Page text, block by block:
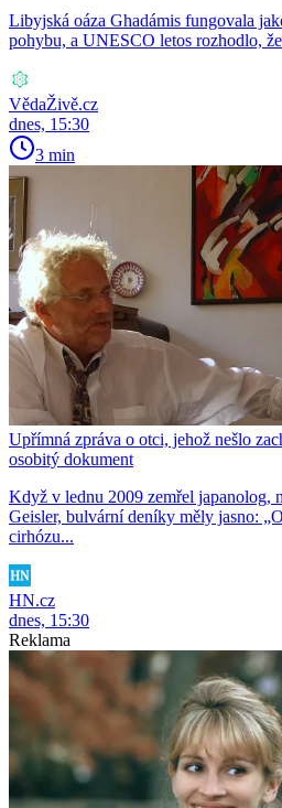
Libyjská oáza Ghadámis fungovala
pohybu, a UNESCO letos rozhodlo,
VědaŽivě.cz
dnes, 15:30
3 min
Upřímná zpráva o otci, jehož nešlo
osobitý dokument
Když v lednu 2009 zemřel japanolog,
Geisler, bulvární deníky měly jasno:
cirhózu...
HN.cz
dnes, 15:30
Reklama